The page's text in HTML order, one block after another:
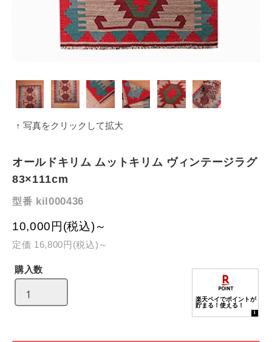
↑ 写真をクリックして拡大
オールドキリム ムットキリム ヴィンテージラグ
83×111cm
型番 kil000436
10,000円(税込)～
定価 16,800円(税込)～
購入数